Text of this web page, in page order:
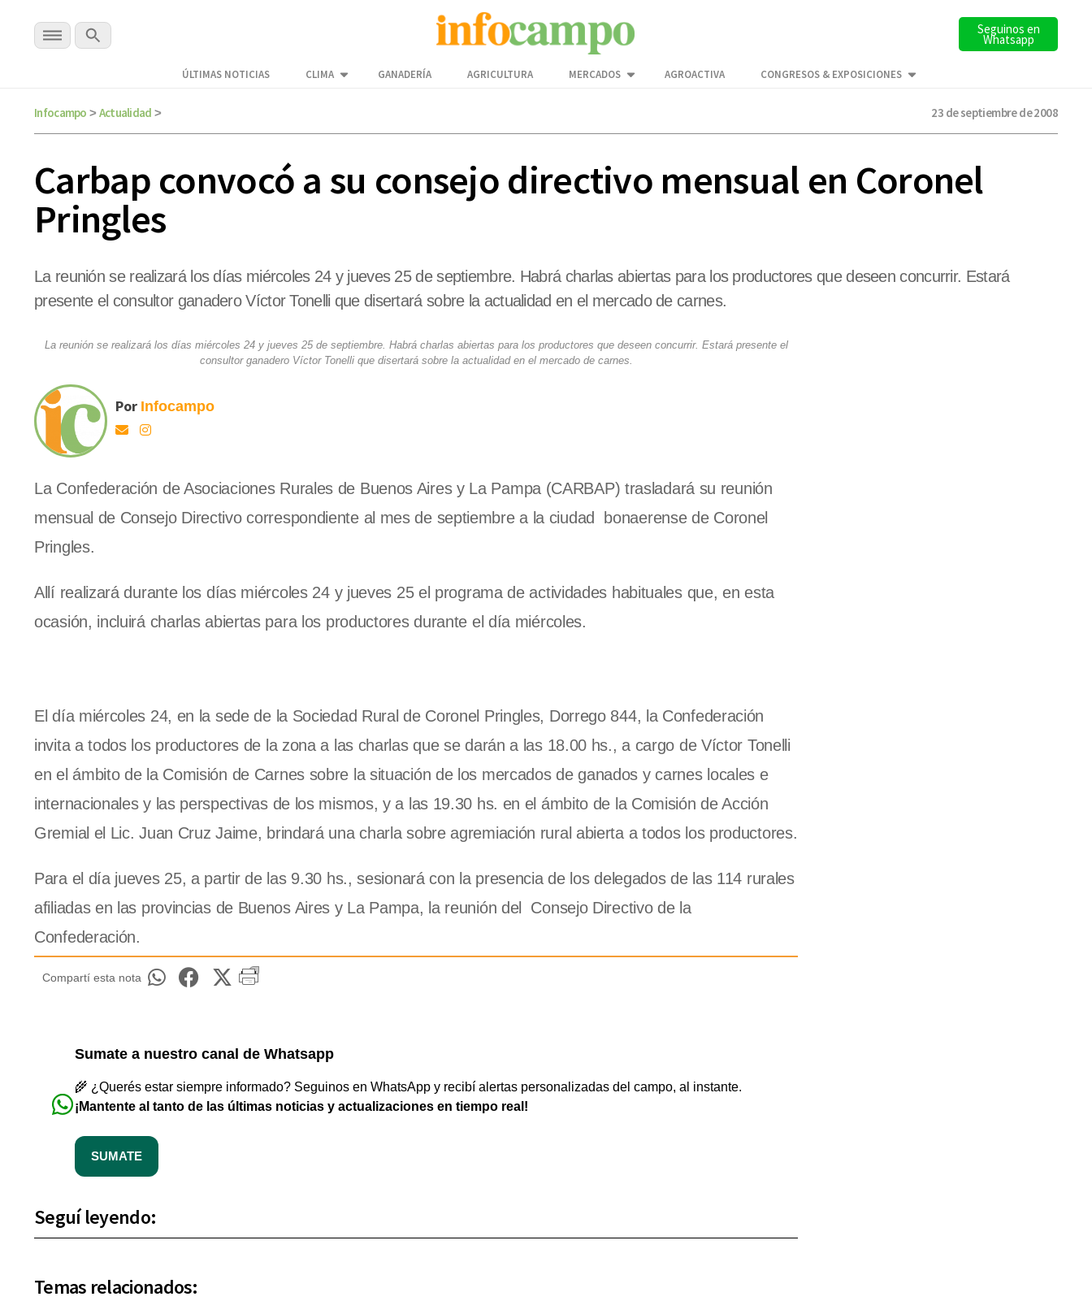
Seguinos en
Whatsapp
ÚLTIMAS NOTICIAS CLIMA GANADERÍA AGRICULTURA MERCADOS AGROACTIVA CONGRESOS & EXPOSICIONES
Infocampo > Actualidad > 23 de septiembre de 2008
Carbap convocó a su consejo directivo mensual en Coronel
Pringles
La reunión se realizará los días miércoles 24 y jueves 25 de septiembre. Habrá charlas abiertas para los productores que deseen concurrir. Estará
presente el consultor ganadero Víctor Tonelli que disertará sobre la actualidad en el mercado de carnes.
La reunión se realizará los días miércoles 24 y jueves 25 de septiembre. Habrá charlas abiertas para los productores que deseen concurrir. Estará presente el
consultor ganadero Víctor Tonelli que disertará sobre la actualidad en el mercado de carnes.
Por Infocampo
La Confederación de Asociaciones Rurales de Buenos Aires y La Pampa (CARBAP) trasladará su reunión
mensual de Consejo Directivo correspondiente al mes de septiembre a la ciudad bonaerense de Coronel
Pringles.
Allí realizará durante los días miércoles 24 y jueves 25 el programa de actividades habituales que, en esta
ocasión, incluirá charlas abiertas para los productores durante el día miércoles.
El día miércoles 24, en la sede de la Sociedad Rural de Coronel Pringles, Dorrego 844, la Confederación
invita a todos los productores de la zona a las charlas que se darán a las 18.00 hs., a cargo de Víctor Tonelli
en el ámbito de la Comisión de Carnes sobre la situación de los mercados de ganados y carnes locales e
internacionales y las perspectivas de los mismos, y a las 19.30 hs. en el ámbito de la Comisión de Acción
Gremial el Lic. Juan Cruz Jaime, brindará una charla sobre agremiación rural abierta a todos los productores.
Para el día jueves 25, a partir de las 9.30 hs., sesionará con la presencia de los delegados de las 114 rurales
afiliadas en las provincias de Buenos Aires y La Pampa, la reunión del Consejo Directivo de la
Confederación.
Compartí esta nota
Sumate a nuestro canal de Whatsapp
🌾 ¿Querés estar siempre informado? Seguinos en WhatsApp y recibí alertas personalizadas del campo, al instante.
¡Mantente al tanto de las últimas noticias y actualizaciones en tiempo real!
SUMATE
Seguí leyendo:
Temas relacionados: